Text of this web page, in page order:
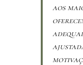
aos